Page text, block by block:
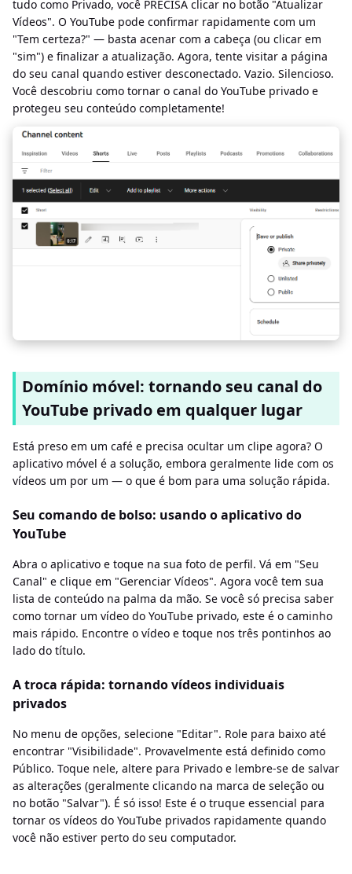
tudo como Privado, você PRECISA clicar no botão "Atualizar
Vídeos". O YouTube pode confirmar rapidamente com um
"Tem certeza?" — basta acenar com a cabeça (ou clicar em
"sim") e finalizar a atualização. Agora, tente visitar a página
do seu canal quando estiver desconectado. Vazio. Silencioso.
Você descobriu como tornar o canal do YouTube privado e
protegeu seu conteúdo completamente!
Domínio móvel: tornando seu canal do
YouTube privado em qualquer lugar
Está preso em um café e precisa ocultar um clipe agora? O
aplicativo móvel é a solução, embora geralmente lide com os
vídeos um por um — o que é bom para uma solução rápida.
Seu comando de bolso: usando o aplicativo do
YouTube
Abra o aplicativo e toque na sua foto de perfil. Vá em "Seu
Canal" e clique em "Gerenciar Vídeos". Agora você tem sua
lista de conteúdo na palma da mão. Se você só precisa saber
como tornar um vídeo do YouTube privado, este é o caminho
mais rápido. Encontre o vídeo e toque nos três pontinhos ao
lado do título.
A troca rápida: tornando vídeos individuais
privados
No menu de opções, selecione "Editar". Role para baixo até
encontrar "Visibilidade". Provavelmente está definido como
Público. Toque nele, altere para Privado e lembre-se de salvar
as alterações (geralmente clicando na marca de seleção ou
no botão "Salvar"). É só isso! Este é o truque essencial para
tornar os vídeos do YouTube privados rapidamente quando
você não estiver perto do seu computador.